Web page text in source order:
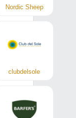
Nordic Sheep
clubdelsole